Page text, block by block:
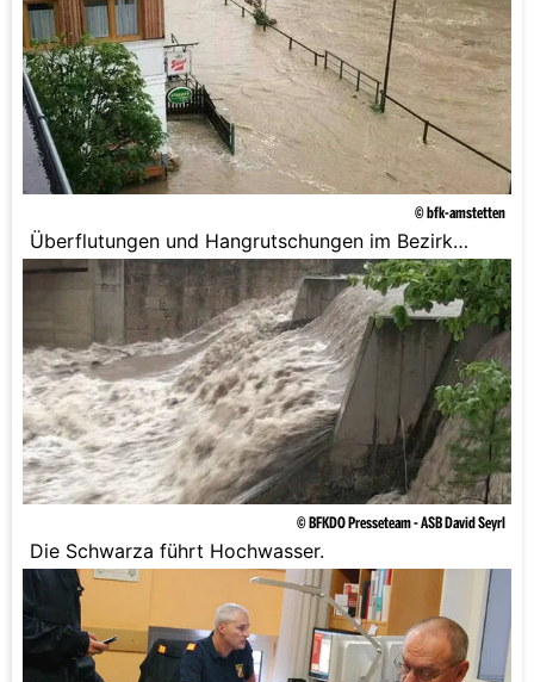
© bfk-amstetten
Überflutungen und Hangrutschungen im Bezirk
Amstetten.
© BFKDO Presseteam - ASB David Seyrl
Die Schwarza führt Hochwasser.